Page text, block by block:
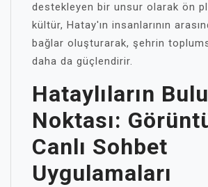
destekleyen bir unsur olarak ön
kültür, Hatay'ın insanlarının
bağlar oluşturarak, şehrin
daha da güçlendirir.
Hataylıların
Noktası:
Canlı Sohbet
Uygulamaları